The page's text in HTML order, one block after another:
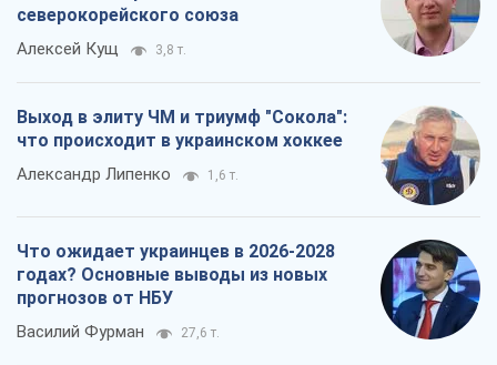
северокорейского союза
Алексей Кущ 3,8 т.
Выход в элиту ЧМ и триумф "Сокола":
что происходит в украинском хоккее
Александр Липенко 1,6 т.
Что ожидает украинцев в 2026-2028
годах? Основные выводы из новых
прогнозов от НБУ
Василий Фурман 27,6 т.